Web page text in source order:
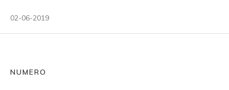
02-06-2019
NUMERO